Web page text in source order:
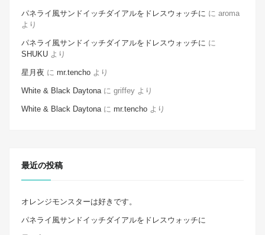
パネライ風サンドイッチダイアルをドレスウォッチに に aroma
より
パネライ風サンドイッチダイアルをドレスウォッチに に
SHUKU より
星月夜 に mr.tencho より
White & Black Daytona に griffey より
White & Black Daytona に mr.tencho より
最近の投稿
オレンジモンスターは好きです。
パネライ風サンドイッチダイアルをドレスウォッチに